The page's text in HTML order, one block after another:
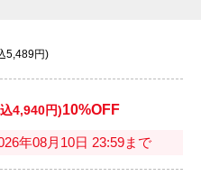
5,489円)
4,940円)10%OFF
年08月10日 23:59まで